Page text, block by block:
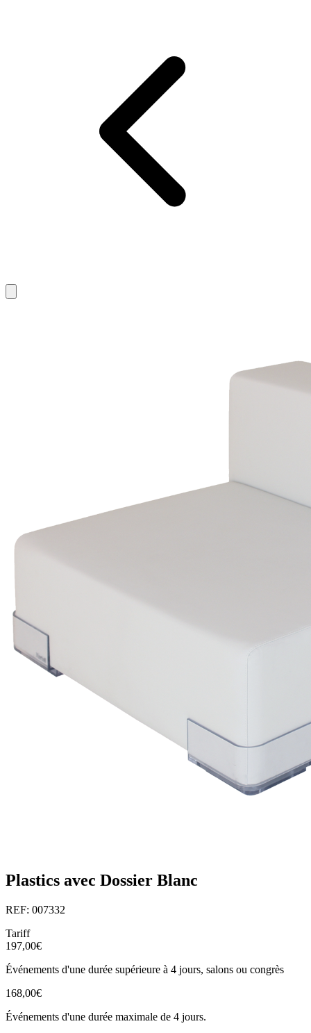
Plastics avec Dossier Blanc
REF: 007332
Tariff
197,00€
Événements d'une durée supérieure à 4 jours, salons ou congrès
168,00€
Événements d'une durée maximale de 4 jours.